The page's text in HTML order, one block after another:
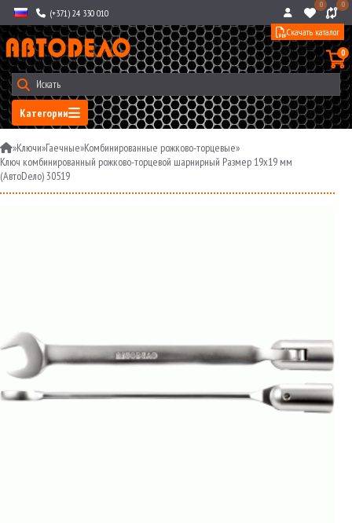
(+371) 24 330 010
0 0
Категории
0
Скачать каталог
»Ключи»Гаечные»Комбинированные рожково-торцевые»
Ключ комбинированный рожково-торцевой шарнирный Размер 19х19 мм
(АвтоDело) 30519